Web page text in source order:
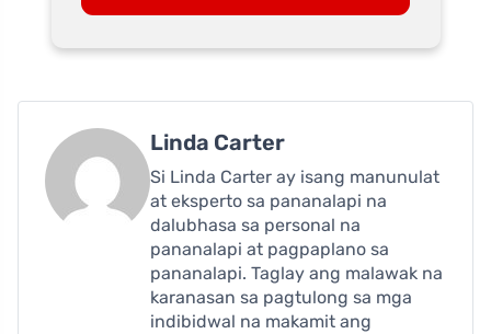
Linda Carter
Si Linda Carter ay isang manunulat
at eksperto sa pananalapi na
dalubhasa sa personal na
pananalapi at pagpaplano sa
pananalapi. Taglay ang malawak na
karanasan sa pagtulong sa mga
indibidwal na makamit ang